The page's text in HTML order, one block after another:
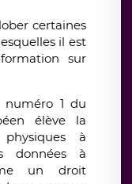
certaines
il est
sur
numéro 1 du
élève la
à
données à
un droit